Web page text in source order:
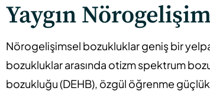
Yaygın
Nörogelişimsel bozukluklar geniş bir
bozukluklar arasında otizm spektrum
bozukluğu (DEHB), özgül öğrenme